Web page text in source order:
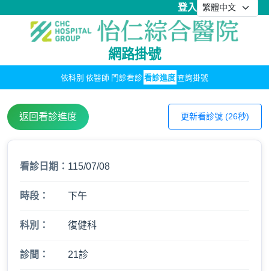
登入
網路掛號
依科別 依醫師 門診看診 看診進度 查詢掛號
返回看診進度 更新看診號 (26秒)
看診日期： 115/07/08
時段： 下午
科別： 復健科
診間： 21診